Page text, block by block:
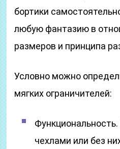
бортики
любую фантазию в
размеров и принципа
Условно можно
мягких ограничителей:
чехлами или без